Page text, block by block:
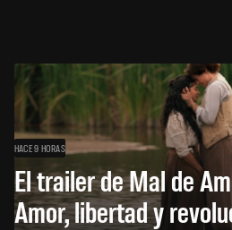
HACE 9 HORAS
El trailer de Mal de
Amor, libertad y